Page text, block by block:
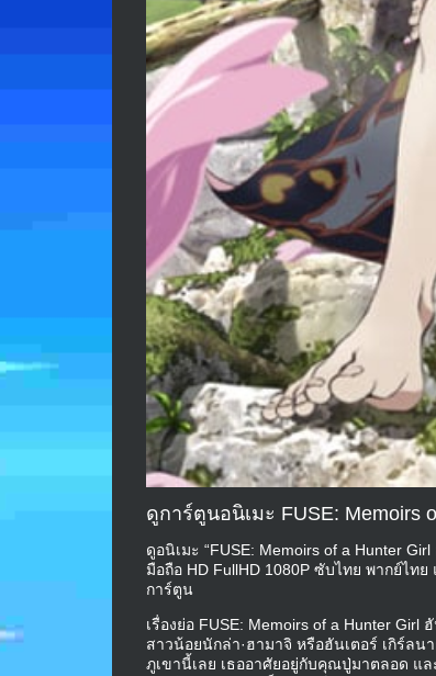
ดูการ์ตูนอนิเมะ FUSE: Memoirs
ดูอนิเมะ “FUSE: Memoirs of a Hunter
มือถือ HD FullHD 1080P ซับไทย พากย์ไ
การ์ตูน
เรื่องย่อ FUSE: Memoirs of a Hunter Girl
สาวน้อยนักล่า·ฮามาจิ หรือฮันเตอร์ เกิร์ล
ภูเขานี้เลย เธออาศัยอยู่กับคุณปู่มาตลอด แ